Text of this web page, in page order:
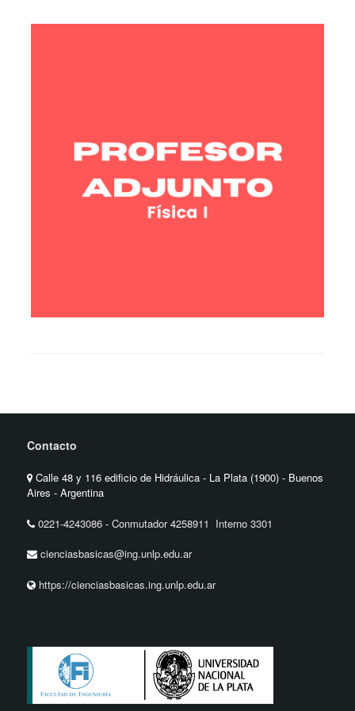
Contacto
Calle 48 y 116 edificio de Hidráulica - La Plata (1900) - Buenos
Aires - Argentina
0221-4243086 -Conmutador 4258911 Interno 3301
cienciasbasicas@ing.unlp.edu.ar
https://cienciasbasicas.ing.unlp.edu.ar